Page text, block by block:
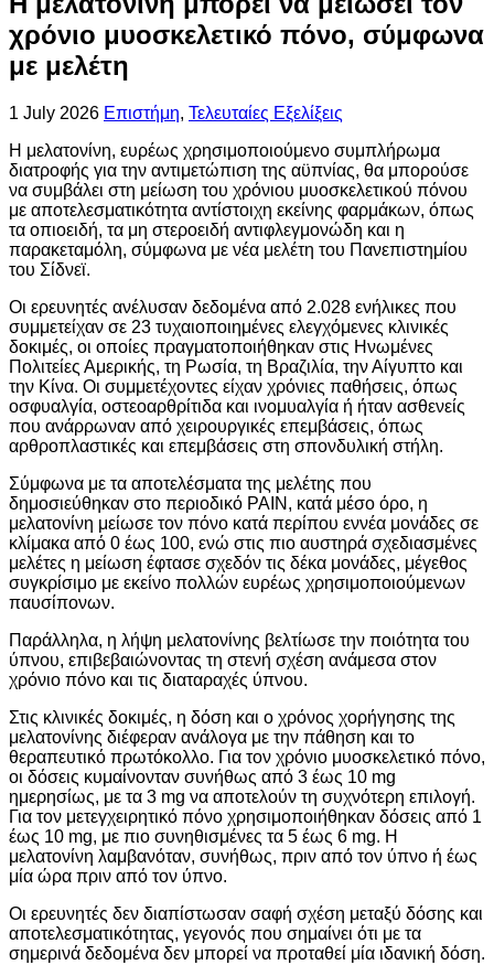
χρόνιο μυοσκελετικό πόνο, σύμφωνα
με μελέτη
1 July 2026 Επιστήμη, Τελευταίες Εξελίξεις
Η μελατονίνη, ευρέως χρησιμοποιούμενο συμπλήρωμα
διατροφής για την αντιμετώπιση της αϋπνίας, θα μπορούσε
να συμβάλει στη μείωση του χρόνιου μυοσκελετικού πόνου
με αποτελεσματικότητα αντίστοιχη εκείνης φαρμάκων, όπως
τα οπιοειδή, τα μη στεροειδή αντιφλεγμονώδη και η
παρακεταμόλη, σύμφωνα με νέα μελέτη του Πανεπιστημίου
του Σίδνεϊ.
Οι ερευνητές ανέλυσαν δεδομένα από 2.028 ενήλικες που
συμμετείχαν σε 23 τυχαιοποιημένες ελεγχόμενες κλινικές
δοκιμές, οι οποίες πραγματοποιήθηκαν στις Ηνωμένες
Πολιτείες Αμερικής, τη Ρωσία, τη Βραζιλία, την Αίγυπτο και
την Κίνα. Οι συμμετέχοντες είχαν χρόνιες παθήσεις, όπως
οσφυαλγία, οστεοαρθρίτιδα και ινομυαλγία ή ήταν ασθενείς
που ανάρρωναν από χειρουργικές επεμβάσεις, όπως
αρθροπλαστικές και επεμβάσεις στη σπονδυλική στήλη.
Σύμφωνα με τα αποτελέσματα της μελέτης που
δημοσιεύθηκαν στο περιοδικό PAIN, κατά μέσο όρο, η
μελατονίνη μείωσε τον πόνο κατά περίπου εννέα μονάδες σε
κλίμακα από 0 έως 100, ενώ στις πιο αυστηρά σχεδιασμένες
μελέτες η μείωση έφτασε σχεδόν τις δέκα μονάδες, μέγεθος
συγκρίσιμο με εκείνο πολλών ευρέως χρησιμοποιούμενων
παυσίπονων.
Παράλληλα, η λήψη μελατονίνης βελτίωσε την ποιότητα του
ύπνου, επιβεβαιώνοντας τη στενή σχέση ανάμεσα στον
χρόνιο πόνο και τις διαταραχές ύπνου.
Στις κλινικές δοκιμές, η δόση και ο χρόνος χορήγησης της
μελατονίνης διέφεραν ανάλογα με την πάθηση και το
θεραπευτικό πρωτόκολλο. Για τον χρόνιο μυοσκελετικό πόνο,
οι δόσεις κυμαίνονταν συνήθως από 3 έως 10 mg
ημερησίως, με τα 3 mg να αποτελούν τη συχνότερη επιλογή.
Για τον μετεγχειρητικό πόνο χρησιμοποιήθηκαν δόσεις από 1
έως 10 mg, με πιο συνηθισμένες τα 5 έως 6 mg. Η
μελατονίνη λαμβανόταν, συνήθως, πριν από τον ύπνο ή έως
μία ώρα πριν από τον ύπνο.
Οι ερευνητές δεν διαπίστωσαν σαφή σχέση μεταξύ δόσης και
αποτελεσματικότητας, γεγονός που σημαίνει ότι με τα
σημερινά δεδομένα δεν μπορεί να προταθεί μία ιδανική δόση.